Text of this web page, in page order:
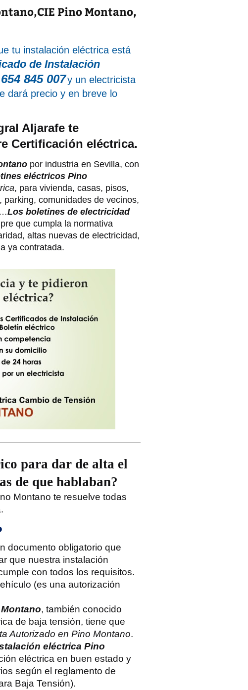
Pino Montano,
tu instalación eléctrica está
de Instalación
654 845 007y un electricista
dará precio y en breve lo
Aljarafe te
Certificación eléctrica.
por industria en Sevilla, con
eléctricos Pino
, para vivienda, casas, pisos,
comunidades de vecinos,
Los boletines de electricidad
que cumpla la normativa
altas nuevas de electricidad,
ya contratada.
para dar de alta el
de que hablaban?
Montano te resuelve todas
documento obligatorio que
que nuestra instalación
con todos los requisitos.
(es una autorización
, también conocido
de baja tensión, tiene que
Autorizado en Pino Montano.
eléctrica Pino
eléctrica en buen estado y
según el reglamento de
Baja Tensión).